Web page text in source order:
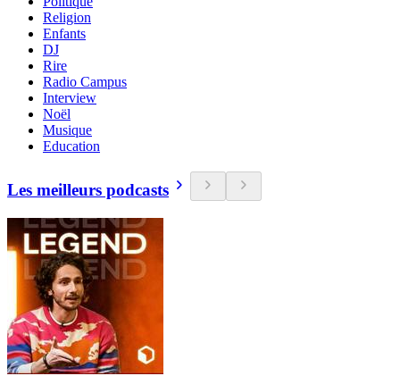
Religion
Enfants
DJ
Rire
Radio Campus
Interview
Noël
Musique
Education
Les meilleurs podcasts